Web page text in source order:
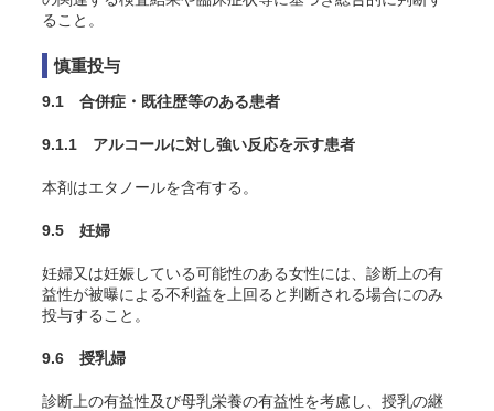
ること。
慎重投与
9.1 合併症・既往歴等のある患者
9.1.1 アルコールに対し強い反応を示す患者
本剤はエタノールを含有する。
9.5 妊婦
妊婦又は妊娠している可能性のある女性には、診断上の有
益性が被曝による不利益を上回ると判断される場合にのみ
投与すること。
9.6 授乳婦
診断上の有益性及び母乳栄養の有益性を考慮し、授乳の継